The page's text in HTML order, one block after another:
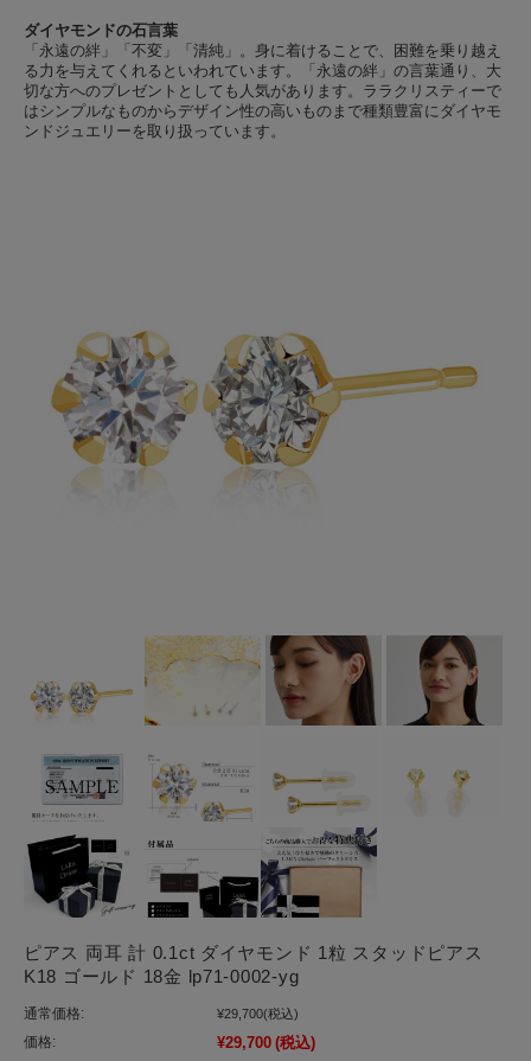
ダイヤモンドの石言葉
「永遠の絆」「不変」「清純」。身に着けることで、困難を乗り越え
る力を与えてくれるといわれています。「永遠の絆」の言葉通り、大
切な方へのプレゼントとしても人気があります。ララクリスティーで
はシンプルなものからデザイン性の高いものまで種類豊富にダイヤモ
ンドジュエリーを取り扱っています。
ピアス 両耳 計 0.1ct ダイヤモンド 1粒 スタッドピアス
K18 ゴールド 18金 lp71-0002-yg
通常価格: ¥29,700(税込)
価格: ¥29,700 (税込)